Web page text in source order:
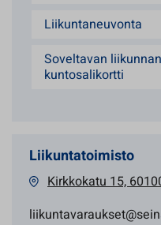
Liikuntaneuvonta
Soveltavan
kuntosalikortti
Liikuntatoimisto
Kirkkokatu 15,